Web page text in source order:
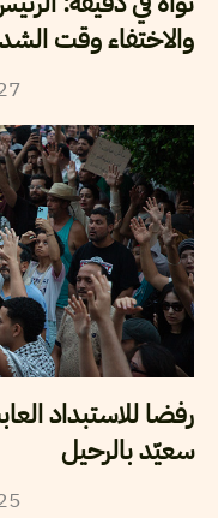
والاختفاء وقت
رفضا للاستبداد
سعيّد بالرحيل